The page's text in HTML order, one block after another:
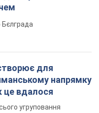
угруповання
потужні вибухи:
дронів